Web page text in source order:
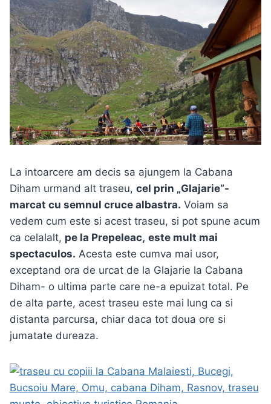
La intoarcere am decis sa ajungem la Cabana
Diham urmand alt traseu, cel prin „Glajarie”-
marcat cu semnul cruce albastra. Voiam sa
vedem cum este si acest traseu, si pot spune acum
ca celalalt, pe la Prepeleac, este mult mai
spectaculos. Acesta este cumva mai usor,
exceptand ora de urcat de la Glajarie la Cabana
Diham- o ultima parte care ne-a epuizat total. Pe
de alta parte, acest traseu este mai lung ca si
distanta parcursa, chiar daca tot doua ore si
jumatate dureaza.